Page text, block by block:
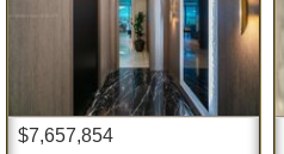
$7,657,854